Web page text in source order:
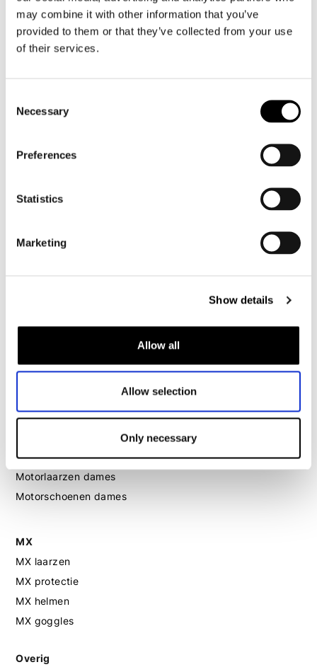
may combine it with other information that you’ve
provided to them or that they’ve collected from your use
of their services.
Selection
Necessary
Preferences
Statistics
Marketing
Show details
Allow all
Allow selection
Only necessary
Motorbroek heren
Motorpak heren
Motorjeans heren
Motorhelm heren
Motorschoenen heren
Dames
Motorpak dames
Motor leggings dames
Motorhandschoenen dames
Motorlaarzen dames
Motorschoenen dames
MX
MX laarzen
MX protectie
MX helmen
MX goggles
Overig